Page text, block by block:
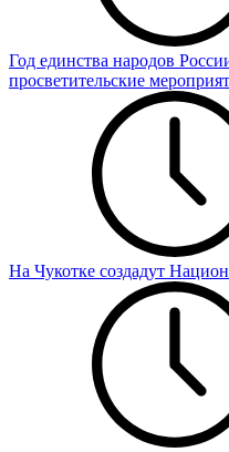
Год единства народов
просветительские
На Чукотке создадут